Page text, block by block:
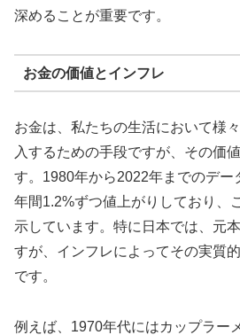
深めることが重要です。
お金の価値とインフレ
お金は、私たちの生活において様
入するための手段ですが、その価
す。1980年から2022年までのデー
年間1.2%ずつ値上がりしており、
示しています。特に日本では、元
すが、インフレによってその実質
です。
例えば、1970年代にはカップラー